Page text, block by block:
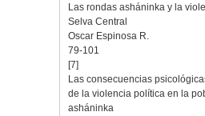
Las rondas asháninka y la
Selva Central
Oscar Espinosa R.
79-101
[7]
Las consecuencias
de la violencia política en la
asháninka